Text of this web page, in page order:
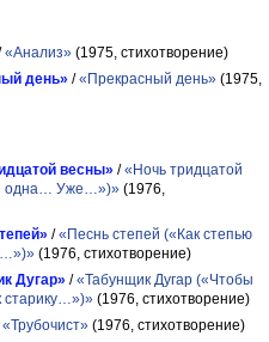
«Анализ» (1975, стихотворение)
день» /«Прекрасный день» (1975,
весны» /«Ночь тридцатой
одна… Уже…»)» (1976,
/«Песнь степей («Как степью
(1976, стихотворение)
Дугар» /«Табунщик Дугар («Чтобы
старику…»)» (1976, стихотворение)
«Трубочист» (1976, стихотворение)